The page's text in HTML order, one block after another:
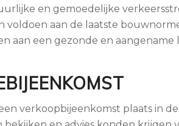
en gemoedelijke
aan de laatste
aan een gezonde en aangename
verkoopbijeenkomst plaats in